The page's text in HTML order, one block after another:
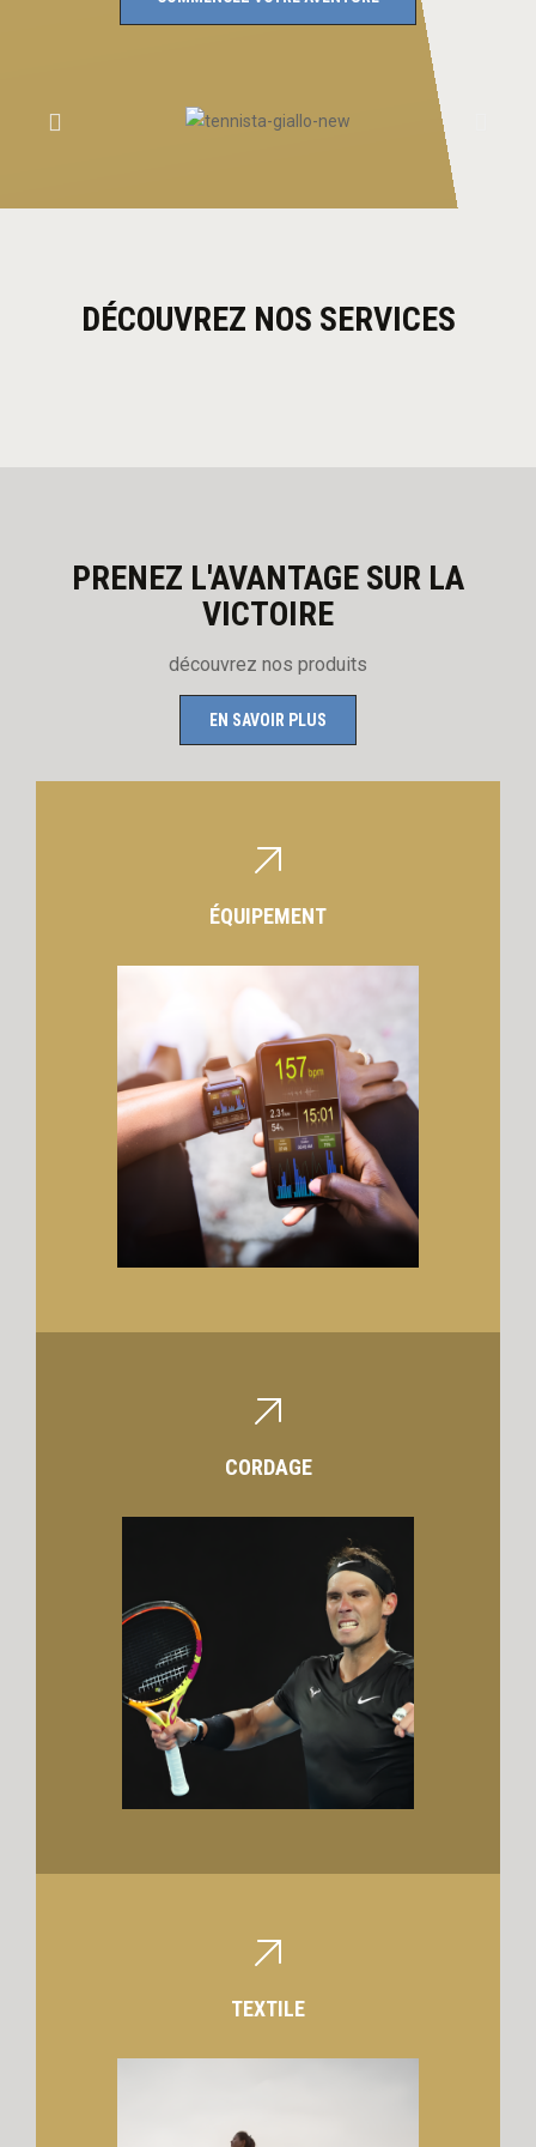
DÉCOUVREZ NOS SERVICES
PRENEZ L'AVANTAGE SUR LA
VICTOIRE
découvrez nos produits
EN SAVOIR PLUS
ÉQUIPEMENT
CORDAGE
TEXTILE